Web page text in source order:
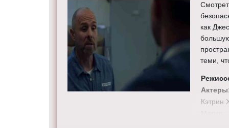
как
теми,
Кэтрин